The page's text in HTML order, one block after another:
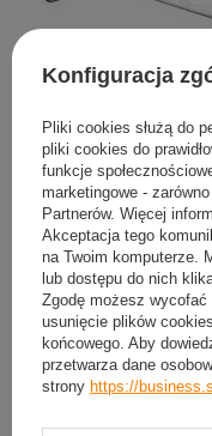
NILS Przenośna Bramka
143,04 zł
Sklep sportowy Kronos
Dostępny
Zamówienia
Konfiguracja
Pliki cookies służą do
pliki cookies do
funkcje
marketingowe -
Partnerów. Więcej
Akceptacja tego
na Twoim komputerze.
lub dostępu do nich
Zgodę możesz wycofać
usunięcie plików
końcowego. Aby
przetwarza dane
strony https://